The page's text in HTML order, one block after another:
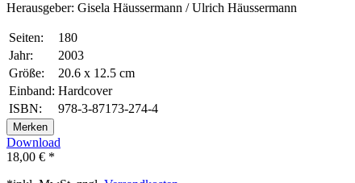
Herausgeber: Gisela Häussermann / Ulrich Häussermann
Seiten:
180
Jahr:
2003
Größe:
20.6 x 12.5 cm
Einband: Hardcover
ISBN:
978-3-87173-274-4
Merken
Download
18,00 € *